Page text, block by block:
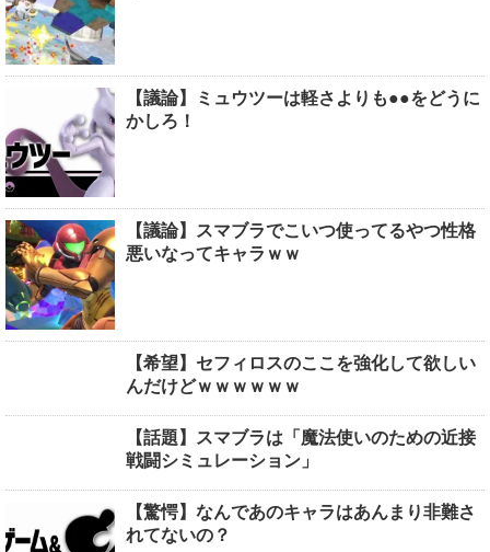
【議論】ミュウツーは軽さよりも●●をどうに
かしろ！
【議論】スマブラでこいつ使ってるやつ性格
悪いなってキャラｗｗ
【希望】セフィロスのここを強化して欲しい
んだけどｗｗｗｗｗｗ
【話題】スマブラは「魔法使いのための近接
戦闘シミュレーション」
【驚愕】なんであのキャラはあんまり非難さ
れてないの？